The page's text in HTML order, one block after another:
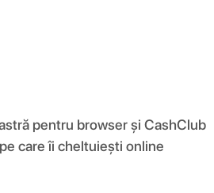
pentru browser și CashClub
care îi cheltuiești online